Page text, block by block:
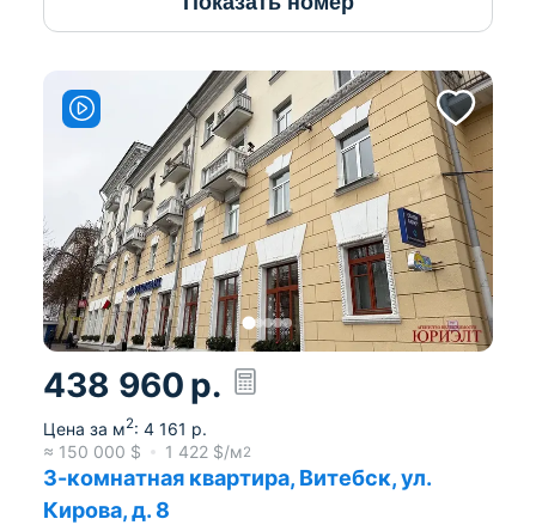
438 960 р.
Цена за м2: 4 161 р.
≈ 150 000 $ 1 422 $/м2
3-комнатная квартира, Витебск, ул.
Кирова, д. 8